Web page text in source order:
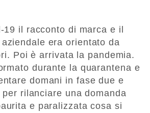
19 il racconto di marca e il
era orientato da
Poi è arrivata la pandemia.
durante la quarantena e
domani in fase due e
rilanciare una domanda
e paralizzata cosa si